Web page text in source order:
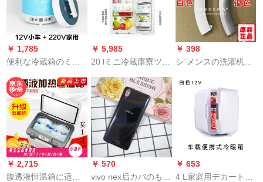
￥ 1,785
便利な冷蔵箱のミニ
す。家庭用旅行薬冷
蔵箱の薬剤の恒温箱
12 V小型車+220 V家
庭用です。
￥ 5,985
20 lミニ冷蔵庫寮ツイ
庭用寝室学生部屋冷
房一人用T 20デジタ
ル制御モデル(銀色)車
家兼用-ダブコルアダ
ル
￥ 398
シ`メンスの洗濯机の
12 H 460 TI 14 H 468
TI W 1040 TI银色-オ
リジナルの服は全く
新です。
￥ 2,715
腹透液恒温箱に适用
￥ 570
vivo nex后カバのもと
￥ 653
4 L家庭用デカート冷